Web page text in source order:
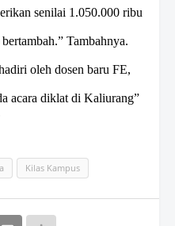
senilai 1.050.000 ribu
Tambahnya.
oleh dosen baru FE,
acara diklat di Kaliurang”
Kilas Kampus